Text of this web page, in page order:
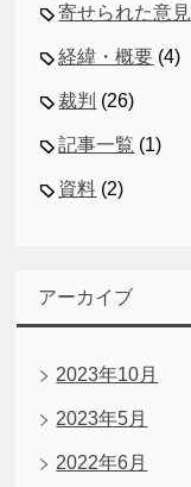
寄せられた意見
経緯・概要 (4)
裁判 (26)
記事一覧 (1)
資料 (2)
アーカイブ
2023年10月
2023年5月
2022年6月